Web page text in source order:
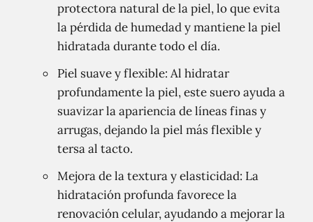
protectora natural de la piel, lo que evita
la pérdida de humedad y mantiene la piel
hidratada durante todo el día.
Piel suave y flexible: Al hidratar
profundamente la piel, este suero ayuda a
suavizar la apariencia de líneas finas y
arrugas, dejando la piel más flexible y
tersa al tacto.
Mejora de la textura y elasticidad: La
hidratación profunda favorece la
renovación celular, ayudando a mejorar la